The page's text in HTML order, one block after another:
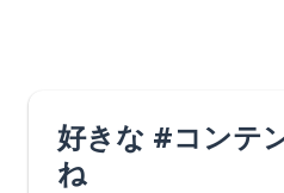
好きな #コンテ
ね